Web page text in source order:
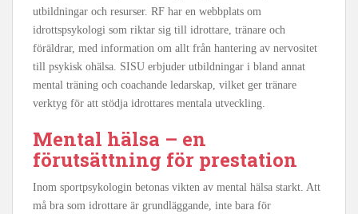
utbildningar och resurser. RF har en webbplats om
idrottspsykologi som riktar sig till idrottare, tränare och
föräldrar, med information om allt från hantering av nervositet
till psykisk ohälsa. SISU erbjuder utbildningar i bland annat
mental träning och coachande ledarskap, vilket ger tränare
verktyg för att stödja idrottares mentala utveckling.
Mental hälsa – en
förutsättning för prestation
Inom sportpsykologin betonas vikten av mental hälsa starkt. Att
må bra som idrottare är grundläggande, inte bara för